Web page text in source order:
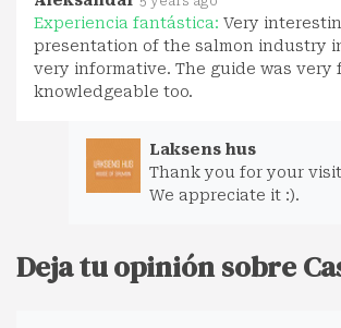
Experiencia fantástica: Very
presentation of the salmon industry
very informative. The guide was very
knowledgeable too.
Laksens hus
Thank you for your
We appreciate it :).
Deja tu opinión sobre